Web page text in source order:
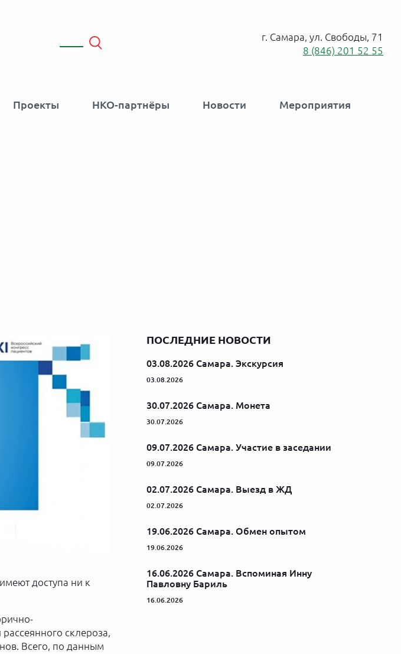
г. Самара, ул. Свободы, 71
8 (846) 201 52 55
Проекты НКО-партнёры Новости Мероприятия
доступа ни к
склероза,
Всего, по данным
ПОСЛЕДНИЕ НОВОСТИ
03.08.2026 Самара. Экскурсия
03.08.2026
30.07.2026 Самара. Монета
30.07.2026
09.07.2026 Самара. Участие в заседании
09.07.2026
02.07.2026 Самара. Выезд в ЖД
02.07.2026
19.06.2026 Самара. Обмен опытом
19.06.2026
16.06.2026 Самара. Вспоминая Инну
Павловну Бариль
16.06.2026